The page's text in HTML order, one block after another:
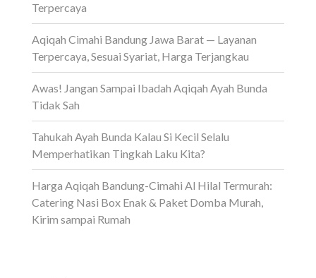
Terpercaya
Aqiqah Cimahi Bandung Jawa Barat — Layanan
Terpercaya, Sesuai Syariat, Harga Terjangkau
Awas! Jangan Sampai Ibadah Aqiqah Ayah Bunda
Tidak Sah
Tahukah Ayah Bunda Kalau Si Kecil Selalu
Memperhatikan Tingkah Laku Kita?
Harga Aqiqah Bandung-Cimahi Al Hilal Termurah:
Catering Nasi Box Enak & Paket Domba Murah,
Kirim sampai Rumah